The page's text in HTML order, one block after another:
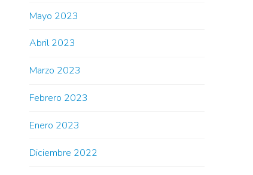
Mayo 2023
Abril 2023
Marzo 2023
Febrero 2023
Enero 2023
Diciembre 2022